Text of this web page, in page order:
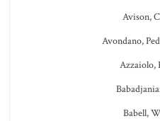
Avison,
Avondano,
Azzaiolo,
Babell,